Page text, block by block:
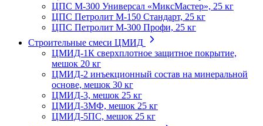
ЦПС М-300 Универсал «МиксМастер», 25 кг
ЦПС Петролит М-150 Стандарт, 25 кг
ЦПС Петролит М-300 Профи, 25 кг
Строительные смеси ЦМИД
ЦМИД-1К сверхплотное защитное покрытие,
мешок 20 кг
ЦМИД-2 инъекционный состав на минеральной
основе, мешок 30 кг
ЦМИД-3, мешок 25 кг
ЦМИД-3МФ, мешок 25 кг
ЦМИД-5ПС, мешок 25 кг